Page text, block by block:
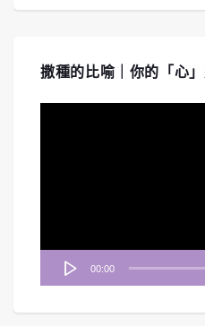
撒種的比喻｜你的「心
00:00